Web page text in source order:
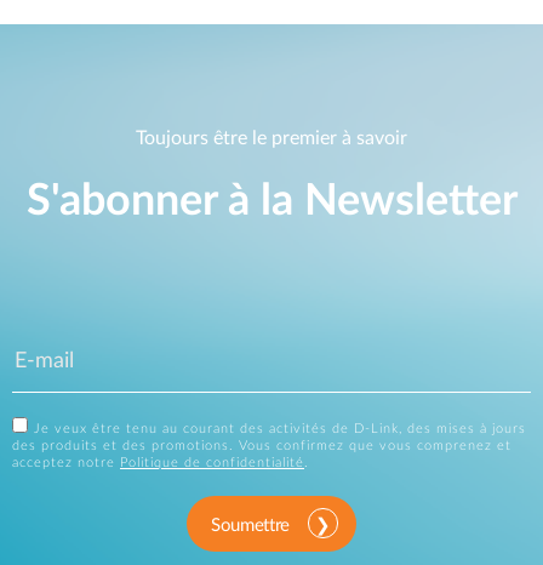
Toujours être le premier à savoir
S'abonner à la Newsletter
Je veux être tenu au courant des activités de D-Link, des mises à jours
des produits et des promotions. Vous confirmez que vous comprenez et
acceptez notre
Politique de confidentialité
Soumettre